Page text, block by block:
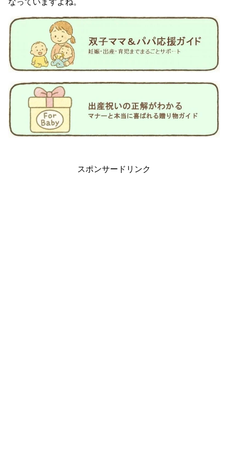
スポンサードリンク